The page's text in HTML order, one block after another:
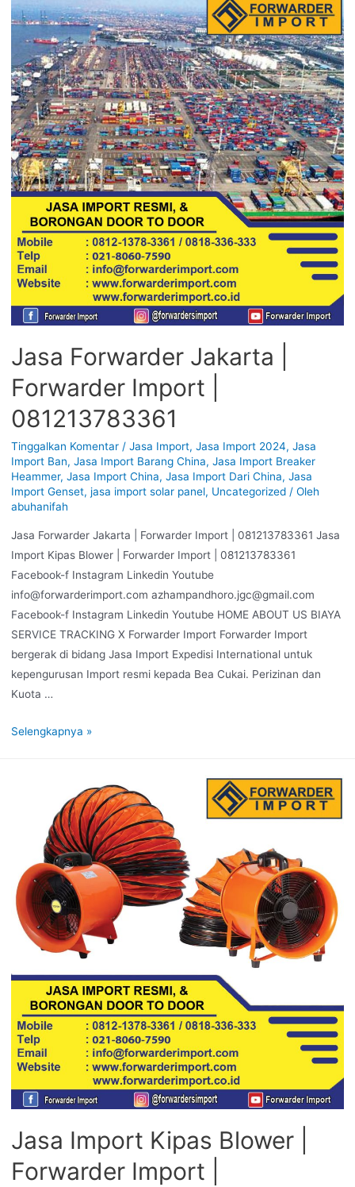
Jasa Forwarder Jakarta |
Forwarder Import |
081213783361
Tinggalkan Komentar / Jasa Import, Jasa Import 2024, Jasa
Import Ban, Jasa Import Barang China, Jasa Import Breaker
Heammer, Jasa Import China, Jasa Import Dari China, Jasa
Import Genset, jasa import solar panel, Uncategorized/ Oleh
abuhanifah
Jasa Forwarder Jakarta | Forwarder Import | 081213783361 Jasa
Import Kipas Blower | Forwarder Import | 081213783361
Facebook-f Instagram Linkedin Youtube
info@forwarderimport.com azhampandhoro.jgc@gmail.com
Facebook-f Instagram Linkedin Youtube HOME ABOUT US BIAYA
SERVICE TRACKING X Forwarder Import Forwarder Import
bergerak di bidang Jasa Import Expedisi International untuk
kepengurusan Import resmi kepada Bea Cukai. Perizinan dan
Kuota …
Selengkapnya »
Jasa Import Kipas Blower |
Forwarder Import |